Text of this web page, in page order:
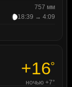
757 мм
18:39 → 4:09
+16°
ночью +7°